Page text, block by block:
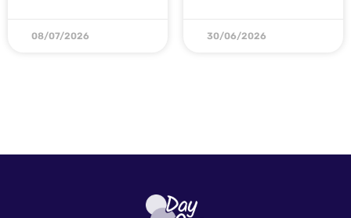
08/07/2026 30/06/2026